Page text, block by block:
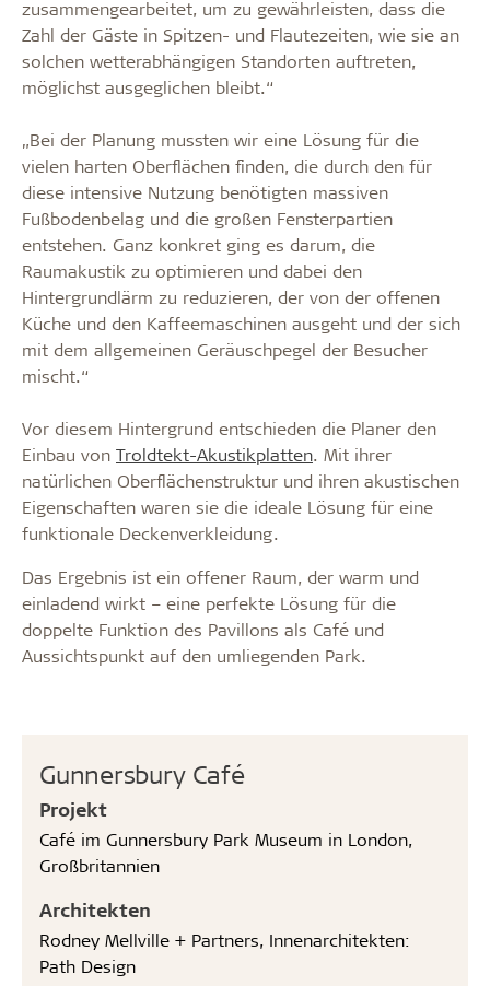
Gunnersbury Café
Projekt
Café im Gunnersbury Park Museum in London,
Großbritannien
Architekten
Rodney Mellville + Partners, Innenarchitekten:
Path Design
zusammengearbeitet, um zu gewährleisten, dass die
Zahl der Gäste in Spitzen- und Flautezeiten, wie sie an
solchen wetterabhängigen Standorten auftreten,
möglichst ausgeglichen bleibt.“
„Bei der Planung mussten wir eine Lösung für die
vielen harten Oberflächen finden, die durch den für
diese intensive Nutzung benötigten massiven
Fußbodenbelag und die großen Fensterpartien
entstehen. Ganz konkret ging es darum, die
Raumakustik zu optimieren und dabei den
Hintergrundlärm zu reduzieren, der von der offenen
Küche und den Kaffeemaschinen ausgeht und der sich
mit dem allgemeinen Geräuschpegel der Besucher
mischt.“
Vor diesem Hintergrund entschieden die Planer den
Einbau von Troldtekt-Akustikplatten. Mit ihrer
natürlichen Oberflächenstruktur und ihren akustischen
Eigenschaften waren sie die ideale Lösung für eine
funktionale Deckenverkleidung.
Das Ergebnis ist ein offener Raum, der warm und
einladend wirkt – eine perfekte Lösung für die
doppelte Funktion des Pavillons als Café und
Aussichtspunkt auf den umliegenden Park.